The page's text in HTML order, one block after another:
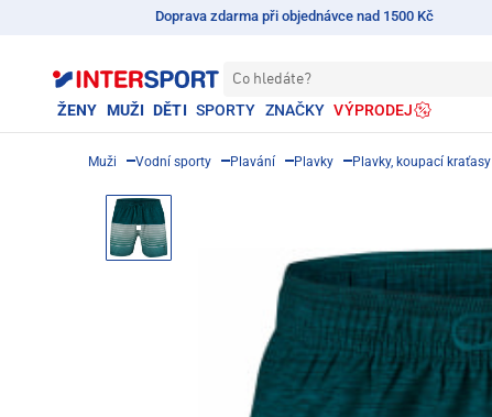
Doprava zdarma při objednávce nad 1500 Kč
Co hledáte?
ŽENY MUŽI DĚTI SPORTY ZNAČKY VÝPRODEJ
Muži Vodní sporty Plavání Plavky Plavky, koupací kraťasy